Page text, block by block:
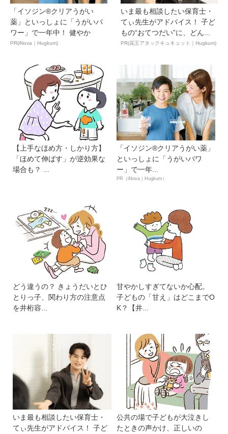
「イソジン®クリアうがい
薬」といっしょに「うがいパ
ワー」で一年中！ 健やか
PR(iNova｜Hugkum)
いま最も相談したい保育士・
てぃ先生がアドバイス！ 子ど
もの“おてつだい”に、どん...
PR(花王アタックキュキュット｜Hugkum)
【上手なほめ方・しかり方】
「ほめて伸ばす」が逆効果な
場合も？ ...
「イソジン®クリアうがい薬」
といっしょに「うがいパワ
ー」で一年...
PR（iNova｜Hugkum）
どう違うの？ きょうだいとひ
とりっ子、関わり方の注意点
を井桁容...
甘やかしすぎてないか心配。
子どもの「甘え」はどこまでO
K？【井...
いま最も相談したい保育士・
てぃ先生がアドバイス！ 子ど
公共の場で子どもが大泣きし
たときの声かけ、正しいの